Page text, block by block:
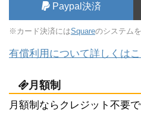
Paypal決済
※カード決済にはSquareのシステム
有償利用について詳しくは
月額制
月額制ならクレジット不要で